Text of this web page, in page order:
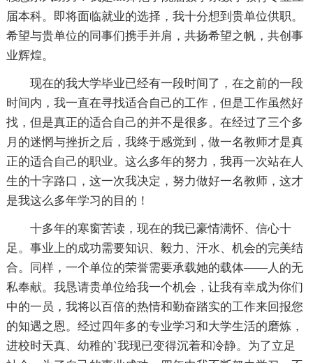
届本科。即将面临就业的选择，我十分想到贵单位供职。
希望与贵单位的同事们携手并肩，共扬希望之帆，共创事
业辉煌。
现在的我大学毕业已经有一段时间了，在之前的一段
时间内，我一直在寻找适合自己的工作，但是工作虽然好
找，但是真正的适合自己的并不是很多。在经过了三个多
月的迷惘与挫折之后，我终于感觉到，做一名教师才是真
正的适合自己的职业。这么多年的努力，我再一次站在人
生的十字路口，这一次我决定，努力做好一名教师，这才
是我这么多年学习的目的！
十多年的寒窗苦读，现在的我已豪情满怀、信心十
足。事业上的成功需要知识、毅力、汗水、机会的完美结
合。同样，一个单位的荣誉需要承载她的载体——人的无
私奉献。我恳请贵单位给我一个机会，让我有幸成为你们
中的一员，我将以百倍的热情和勤奋踏实的工作来回报您
的知遇之恩。经过四年多的专业学习和大学生活的磨炼，
进校时天真、幼稚的`我现已变得沉着和冷静。为了立足